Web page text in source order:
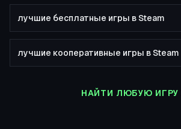
лучшие бесплатные игры в Steam
лучшие кооперативные игры в Steam
НАЙТИ ЛЮБУЮ ИГРУ